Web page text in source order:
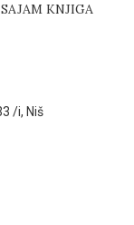
KNJIGA
/i, Niš